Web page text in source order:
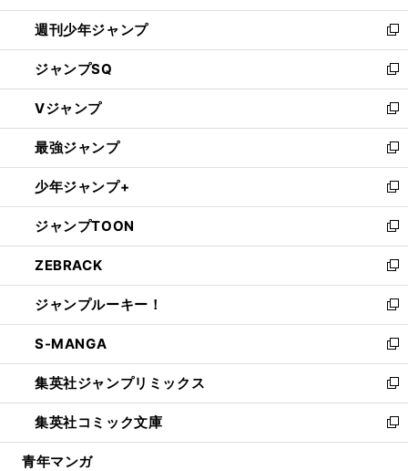
開
く
週刊少年ジャンプ
新
し
い
ウ
ィ
ン
ド
ウ
で
開
く
ジャンプSQ
新
し
い
ウ
ィ
ン
ド
ウ
で
開
く
Vジャンプ
新
し
い
ウ
ィ
ン
ド
ウ
で
開
く
最強ジャンプ
新
し
い
ウ
ィ
ン
ド
ウ
で
開
く
少年ジャンプ+
新
し
い
ウ
ィ
ン
ド
ウ
で
開
く
ジャンプTOON
新
し
い
ウ
ィ
ン
ド
ウ
で
開
く
ZEBRACK
新
し
い
ウ
ィ
ン
ド
ウ
で
開
ジャンプルーキー！
新
し
い
ウ
ィ
ン
ド
ウ
S-MANGA
新
し
い
ウ
ィ
ン
集英社ジャンプリミックス
新
し
い
ウ
集英社コミック文庫
新
し
青年マンガ